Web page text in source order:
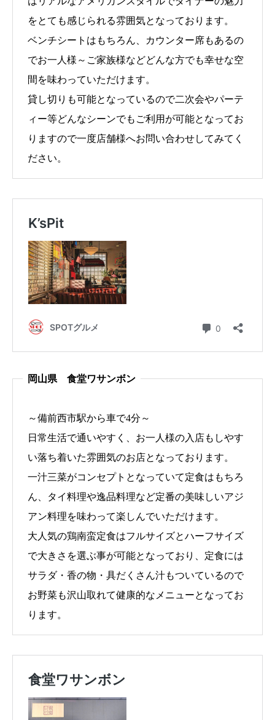
をとても感じられる雰囲気となっております。
ベンチシートはもちろん、カウンター席もあるの
でお一人様～ご家族様などどんな方でも幸せな空
間を味わっていただけます。
貸し切りも可能となっているので二次会やパーテ
ィー等どんなシーンでもご利用が可能となってお
りますので一度店舗様へお問い合わせしてみてく
ださい。
岡山県 食堂ワサンボン
～備前西市駅から車で4分～
日常生活で通いやすく、お一人様の入店もしやす
い落ち着いた雰囲気のお店となっております。
一汁三菜がコンセプトとなっていて定食はもちろ
ん、タイ料理や逸品料理など定番の美味しいアジ
アン料理を味わって楽しんでいただけます。
大人気の鶏南蛮定食はフルサイズとハーフサイズ
で大きさを選ぶ事が可能となっており、定食には
サラダ・香の物・具だくさん汁もついているので
お野菜も沢山取れて健康的なメニューとなってお
ります。